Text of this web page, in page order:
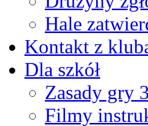
Hale
Kontakt z
Dla szkół
Zasady gry
Filmy